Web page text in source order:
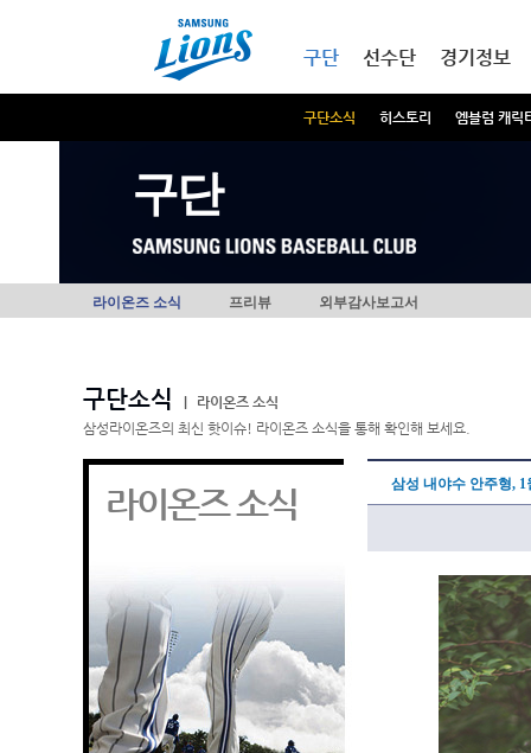
구단
구단소식 히스토리 엠블럼 캐릭
선수단 경기정보
구단
라이온즈 소식 프리뷰 외부감사보고서
구단소식
라이온즈 소식
삼성라이온즈의 최신 핫이슈! 라이온즈 소식을 통해 확인해 보세요.
라이온즈 소식 삼성 내야수 안주형, 1